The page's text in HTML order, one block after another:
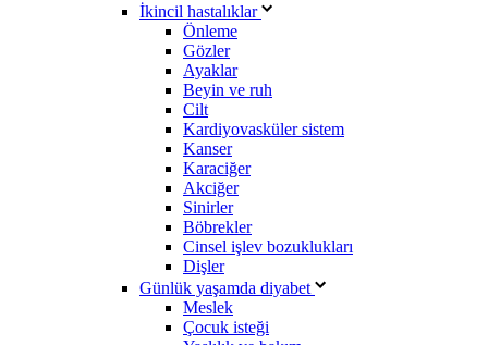
İkincil hastalıklar
Önleme
Gözler
Ayaklar
Beyin ve ruh
Cilt
Kardiyovasküler sistem
Kanser
Karaciğer
Akciğer
Sinirler
Böbrekler
Cinsel işlev bozuklukları
Dişler
Günlük yaşamda diyabet
Meslek
Çocuk isteği